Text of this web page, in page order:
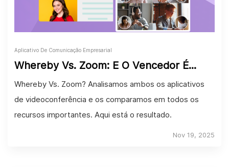
Aplicativo De Comunicação Empresarial
Whereby Vs. Zoom: E O Vencedor É...
Whereby Vs. Zoom? Analisamos ambos os aplicativos
de videoconferência e os comparamos em todos os
recursos importantes. Aqui está o resultado.
Nov 19, 2025